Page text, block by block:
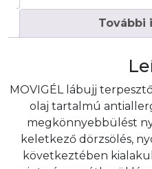
További
MOVIGÉL lábujj
olaj tartalmú
megkönnyebbülést
keletkező dörzsölés,
következtében